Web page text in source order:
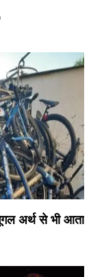
अर्थ से भी आता